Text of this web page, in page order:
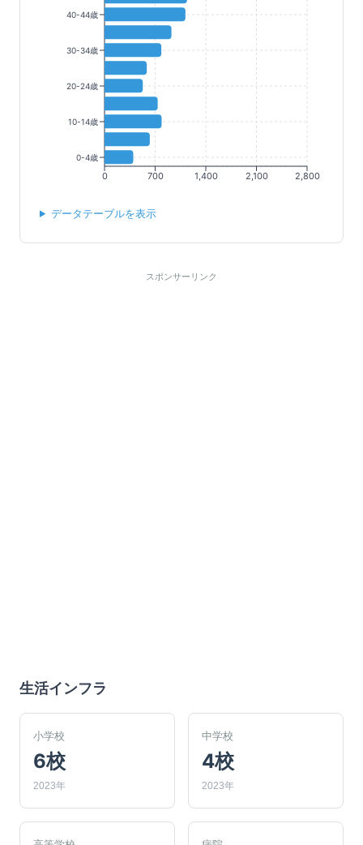
0 700 1,400 2,100 2,800
40-44歳
30-34歳
20-24歳
10-14歳
0-4歳
データテーブルを表示
スポンサーリンク
生活インフラ
小学校
6校
2023年
中学校
4校
2023年